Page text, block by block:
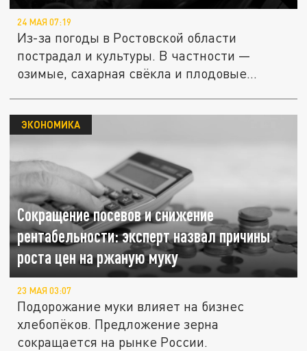
24 МАЯ 07:19
Из-за погоды в Ростовской области
пострадал и культуры. В частности —
озимые, сахарная свёкла и плодовые...
Сокращение посевов и снижение
рентабельности: эксперт назвал причины
роста цен на ржаную муку
ЭКОНОМИКА
23 МАЯ 03:07
Подорожание муки влияет на бизнес
хлебопёков. Предложение зерна
сокращается на рынке России.